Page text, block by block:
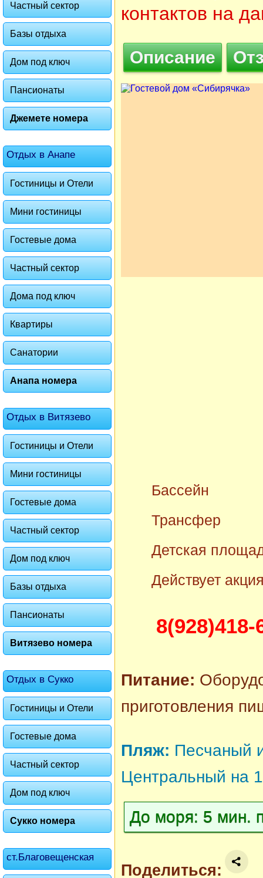
Частный сектор
Базы отдыха
Дом под ключ
Пансионаты
Джемете номера
Отдых в Анапе
Гостиницы и Отели
Мини гостиницы
Гостевые дома
Частный сектор
Дома под ключ
Квартиры
Санатории
Анапа номера
Отдых в Витязево
Гостиницы и Отели
Мини гостиницы
Гостевые дома
Частный сектор
Дом под ключ
Базы отдыха
Пансионаты
Витязево номера
Отдых в Сукко
Гостиницы и Отели
Гостевые дома
Частный сектор
Дом под ключ
Сукко номера
ст.Благовещенская
контактов на
Описание
Бассейн
Трансфер
Детская
Действует
8(928)418-
Питание:
приготовления
Пляж: Песчаный
Центральный на
До моря: 5 мин.
Поделиться: